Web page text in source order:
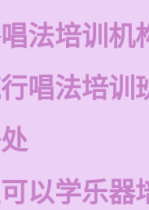
法培训机
唱法培训
以学乐器